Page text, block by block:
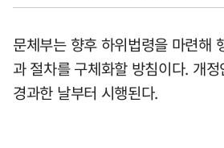
문체부는 향후 하위법령을 마련해
과 절차를 구체화할 방침이다. 개
경과한 날부터 시행된다.